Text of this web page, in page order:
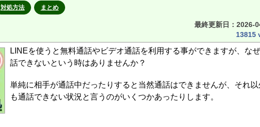
対処方法 まとめ
最終更新日： 2026-
13815
LINEを使うと無料通話やビデオ通話を利用する事ができますが、な
話できないという時はありませんか？
単純に相手が通話中だったりすると当然通話はできませんが、それ
も通話できない状況と言うのがいくつかあったりします。